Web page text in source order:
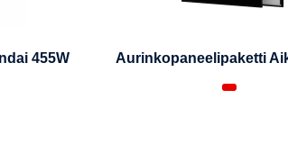
455W
Aurinkopaneelipaketti